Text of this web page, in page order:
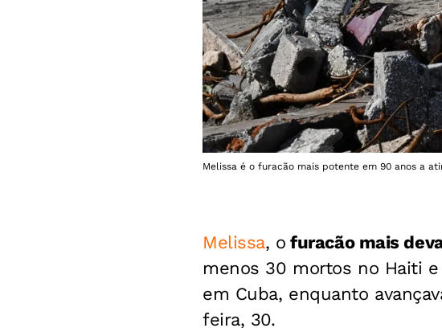
Melissa é o furacão mais potente em 90 anos a
Melissa, o furacão mais
menos 30 mortos no Haiti
em Cuba, enquanto
feira, 30.